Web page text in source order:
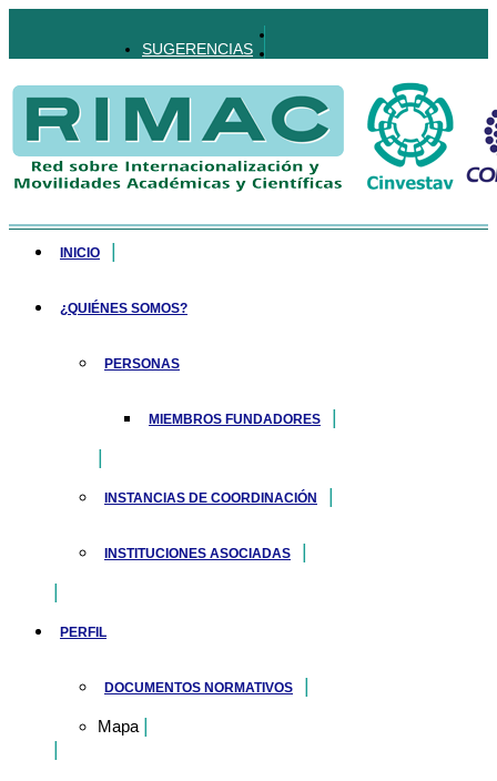
SUGERENCIAS
INICIO
¿QUIÉNES SOMOS?
PERSONAS
MIEMBROS FUNDADORES
INSTANCIAS DE COORDINACIÓN
INSTITUCIONES ASOCIADAS
PERFIL
DOCUMENTOS NORMATIVOS
Mapa